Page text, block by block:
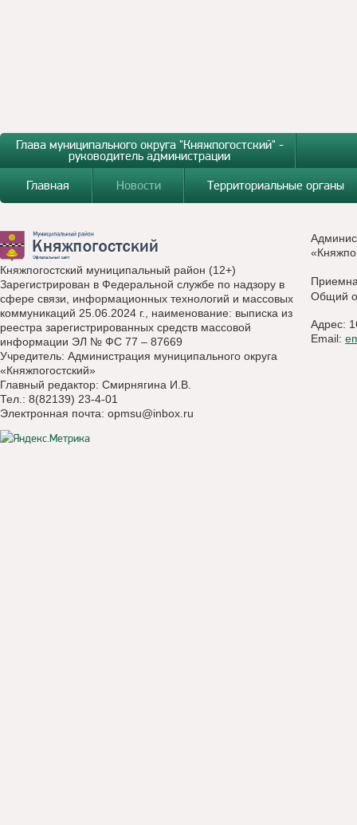
Глава муниципального округа "Княжпогостский" -
руководитель администрации
Главная
Новости Территориальные органы
Княжпогостский муниципальный район (12+)
Зарегистрирован в Федеральной службе по надзору в
сфере связи, информационных технологий и массовых
коммуникаций 25.06.2024 г., наименование: выписка из
реестра зарегистрированных средств массовой
информации ЭЛ № ФС 77 – 87669
Учредитель: Администрация муниципального округа
«Княжпогостский»
Главный редактор: Смирнягина И.В.
Тел.: 8(82139) 23-4-01
Электронная почта: opmsu@inbox.ru
Общий
Адрес:
Email: